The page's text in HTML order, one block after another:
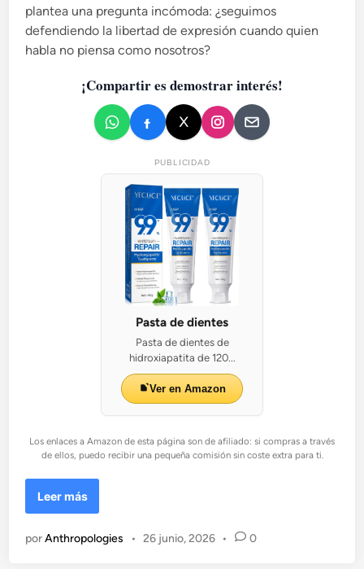
plantea una pregunta incómoda: ¿seguimos
defendiendo la libertad de expresión cuando quien
habla no piensa como nosotros?
¡Compartir es demostrar interés!
PUBLICIDAD
Pasta de dientes
Pasta de dientes de
hidroxiapatita de 120...
Ver en Amazon
Los enlaces a Amazon de esta página son de afiliado: si compras a través
de ellos, puedo recibir una pequeña comisión sin coste extra para ti.
T
o
o
Leer más
porAnthropologies • 26 junio, 2026 • 0